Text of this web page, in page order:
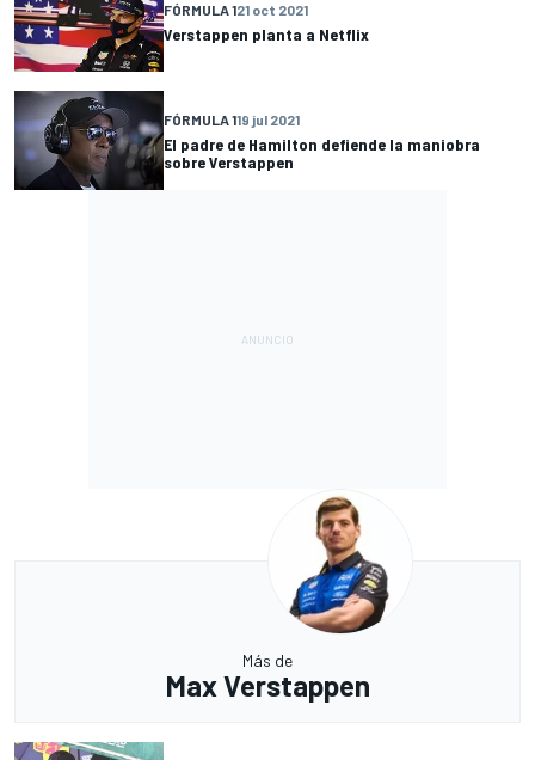
FÓRMULA 121 oct 2021
Verstappen planta a Netflix
FÓRMULA 119 jul 2021
El padre de Hamilton defiende la maniobra
sobre Verstappen
Más de
Max Verstappen